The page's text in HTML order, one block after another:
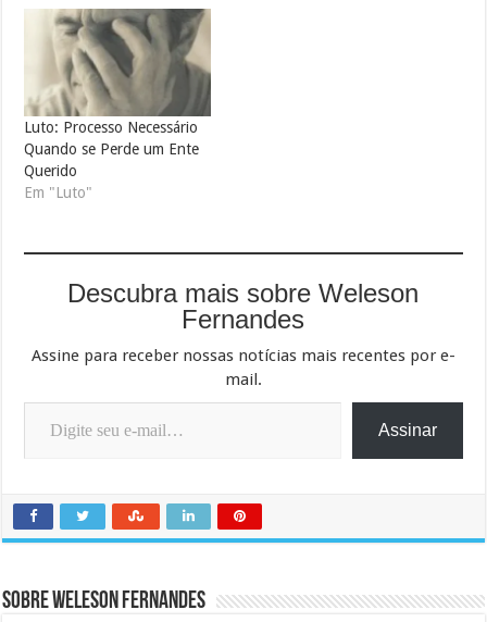
Luto: Processo Necessário
Quando se Perde um Ente
Querido
Em "Luto"
Descubra mais sobre Weleson
Fernandes
Assine para receber nossas notícias mais recentes por e-
mail.
Digite seu e-mail…
Assinar
Sobre Weleson Fernandes